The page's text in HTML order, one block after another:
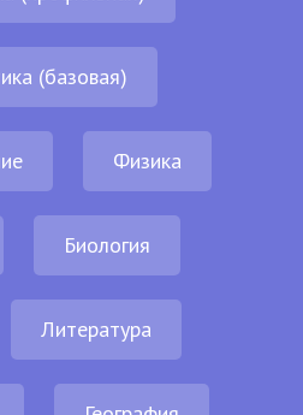
(базовая)
Физика
Биология
Литература